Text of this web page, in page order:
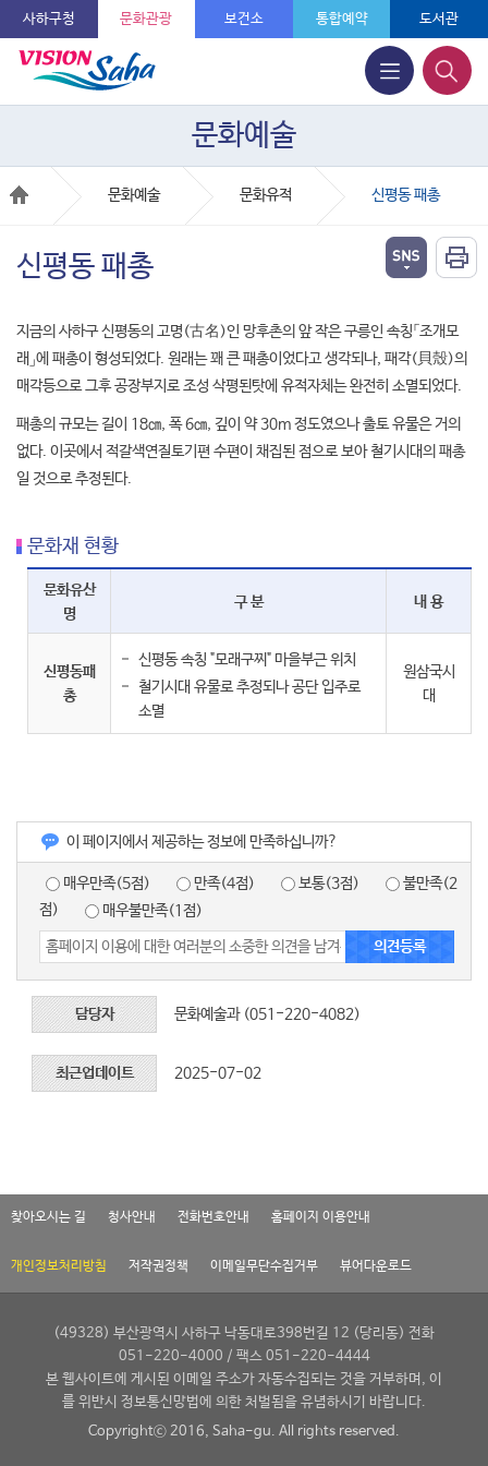
사하구청 문화관광 보건소 통합예약 도서관
문화예술
문화예술 문화유적 신평동 패총
신평동 패총
지금의 사하구 신평동의 고명(古名)인 망후촌의 앞 작은 구릉인 속칭「조개모
래」에 패총이 형성되었다. 원래는 꽤 큰 패총이었다고 생각되나, 패각(貝殼)의
매각등으로 그후 공장부지로 조성 삭평된탓에 유적자체는 완전히 소멸되었다.
패총의 규모는 길이 18㎝, 폭 6㎝, 깊이 약 30m 정도였으나 출토 유물은 거의
없다. 이곳에서 적갈색연질토기편 수편이 채집된 점으로 보아 철기시대의 패총
일 것으로 추정된다.
문화재 현황
문화유산
명
구 분 내 용
신평동패
총
신평동 속칭 "모래구찌" 마을부근 위치
철기시대 유물로 추정되나 공단 입주로
소멸
원삼국시
대
이 페이지에서 제공하는 정보에 만족하십니까?
매우만족(5점) 만족(4점) 보통(3점)
점)
매우불만족(1점)
담당자 문화예술과 (051-220-4082)
최근업데이트 2025-07-02
찾아오시는 길 청사안내 전화번호안내 홈페이지 이용안내
개인정보처리방침 저작권정책 이메일무단수집거부 뷰어다운로드
(49328) 부산광역시 사하구 낙동대로398번길 12 (당리동) 전화
051-220-4000 / 팩스 051-220-4444
본 웹사이트에 게시된 이메일 주소가 자동수집되는 것을 거부하며, 이
를 위반시 정보통신망법에 의한 처벌됨을 유념하시기 바랍니다.
Copyrightⓒ 2016, Saha-gu. All rights reserved.